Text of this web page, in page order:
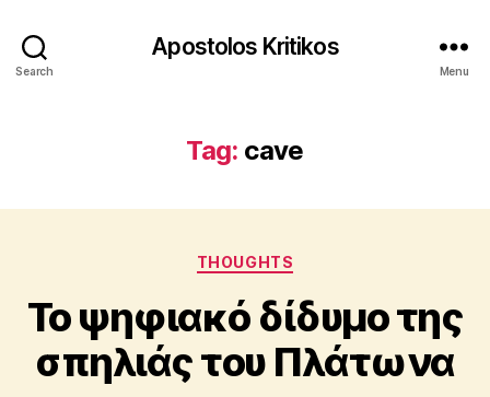
Search
Apostolos Kritikos
Menu
Tag: cave
Categories
THOUGHTS
Το ψηφιακό δίδυμο της
σπηλιάς του Πλάτωνα
B
A
o
s
t
o